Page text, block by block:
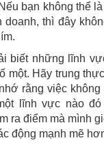
bạn không thể
doanh, thì đây
biết những lĩnh
một. Hãy trung
rằng việc
lĩnh vực nào
ra điểm mà mình
động mạnh mẽ